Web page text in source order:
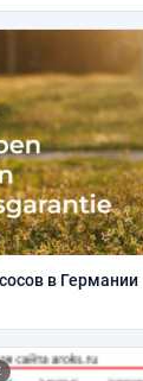
в Германии